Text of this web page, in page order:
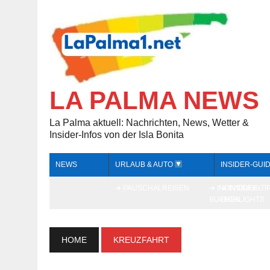
LA PALMA NEWS
La Palma aktuell: Nachrichten, News, Wetter &
Insider-Infos von der Isla Bonita
NEWS URLAUB & AUTO INSIDER-
HOME KREUZFAHRT